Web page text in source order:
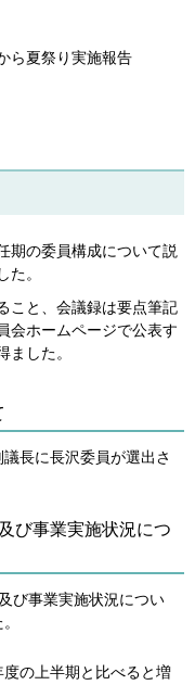
ら夏祭り実施報告
期の委員構成について説
た。
こと、会議録は要点筆記
会ホームページで公表す
ました。
長に長沢委員が選出さ
び事業実施状況につ
び事業実施状況につい
の上半期と比べると増